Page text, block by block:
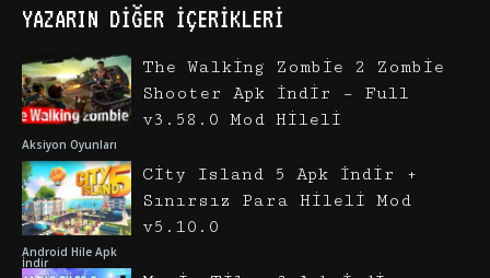
YAZARIN DIĞER İÇERIKLERI
Aksiyon Oyunları
The Walking Zombie 2 Zombie
Shooter Apk İndir – Full
v3.58.0 Mod Hileli
Android Hile Apk
İndir
City Island 5 Apk İndir +
Sınırsız Para Hileli Mod
v5.10.0